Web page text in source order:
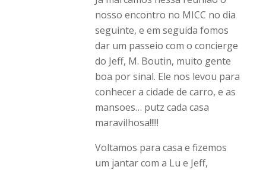
nosso encontro no MICC no dia
seguinte, e em seguida fomos
dar um passeio com o concierge
do Jeff, M. Boutin, muito gente
boa por sinal. Ele nos levou para
conhecer a cidade de carro, e as
mansoes… putz cada casa
maravilhosa!!!!!
Voltamos para casa e fizemos
um jantar com a Lu e Jeff,